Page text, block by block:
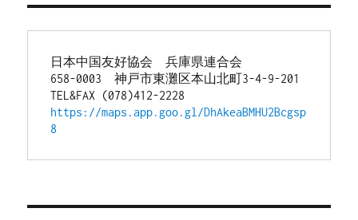
日本中国友好協会　兵庫県連合会
658-0003　神戸市東灘区本山北町3-4-9-201
TEL&FAX (078)412-2228
https://maps.app.goo.gl/DhAkeaBMHU2Bcgsp
8